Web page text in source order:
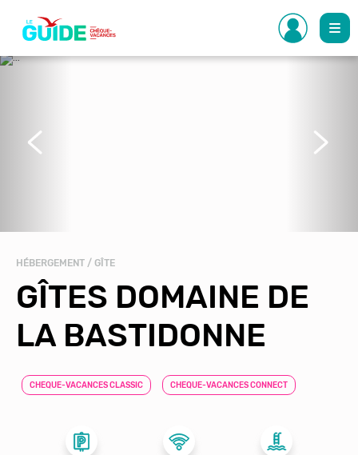
contenu
principal
HÉBERGEMENT / GÎTE
GÎTES DOMAINE DE
LA BASTIDONNE
CHEQUE-VACANCES CLASSIC CHEQUE-VACANCES CONNECT
Précédent Suivant